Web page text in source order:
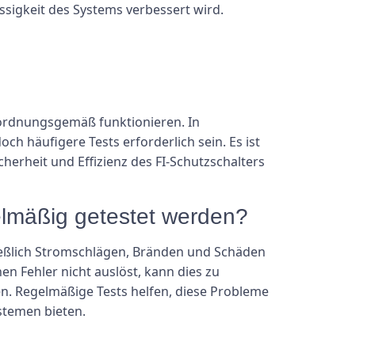
des Systems verbessert wird.
funktionieren. In
häufigere Tests erforderlich sein. Es ist
und Effizienz des FI-Schutzschalters
getestet werden?
Stromschlägen, Bränden und Schäden
Fehler nicht auslöst, kann dies zu
Regelmäßige Tests helfen, diese Probleme
bieten.